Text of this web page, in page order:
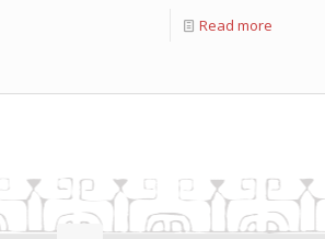
Read more